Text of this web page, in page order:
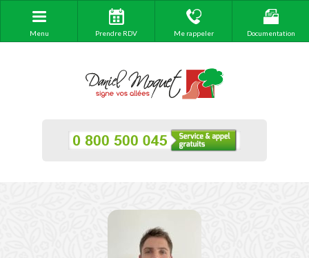
Menu Prendre RDV Me rappeler Documentation